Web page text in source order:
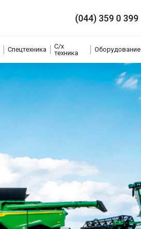
(044) 359 0 399
Спецтехника
С/х
техника
Оборудование